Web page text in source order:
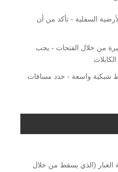
السفلية - تأكد من أن
من خلال الفتحات - يجب
شبكية واسعة - حدد مسافات
الغبار (الذي يسقط من خلال